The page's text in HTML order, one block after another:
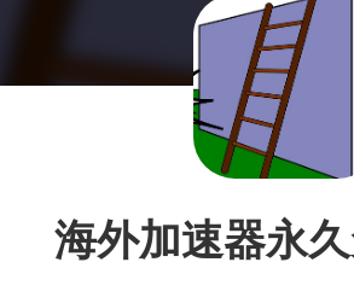
海外加速器永